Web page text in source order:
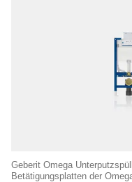
Geberit Omega
Betätigungsplatten der